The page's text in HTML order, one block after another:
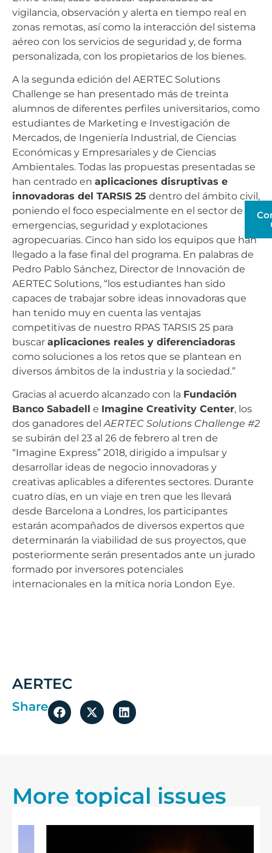
vigilancia, observación y alerta en tiempo real en
zonas remotas, así como la interacción del sistema
aéreo con los servicios de seguridad y, de forma
personalizada, con los propietarios de los bienes.
A la segunda edición del AERTEC Solutions
Challenge se han presentado más de treinta
alumnos de diferentes perfiles universitarios, como
estudiantes de Marketing e Investigación de
Mercados, de Ingeniería Industrial, de Ciencias
Económicas y Empresariales y de Ciencias
Ambientales. Todas las propuestas presentadas se
han centrado en aplicaciones disruptivas e
innovadoras del TARSIS 25 dentro del ámbito civil,
poniendo el foco especialmente en el sector de las
emergencias, seguridad y explotaciones
agropecuarias. Cinco han sido los equipos que han
llegado a la fase final del programa. En palabras de
Pedro Pablo Sánchez, Director de Innovación de
AERTEC Solutions, “los estudiantes han sido
capaces de trabajar sobre ideas innovadoras que
han tenido muy en cuenta las ventajas
competitivas de nuestro RPAS TARSIS 25 para
buscar aplicaciones reales y diferenciadoras
como soluciones a los retos que se plantean en
diversos ámbitos de la industria y la sociedad.”
Gracias al acuerdo alcanzado con la Fundación
Banco Sabadell
e Imagine Creativity Center, los
dos ganadores delAERTEC Solutions Challenge #2
se subirán del 23 al 26 de febrero al tren de
“Imagine Express” 2018, dirigido a impulsar y
desarrollar ideas de negocio innovadoras y
creativas aplicables a diferentes sectores. Durante
cuatro días, en un viaje en tren que les llevará
desde Barcelona a Londres, los participantes
estarán acompañados de diversos expertos que
determinarán la viabilidad de sus proyectos, que
posteriormente serán presentados ante un jurado
formado por inversores potenciales
internacionales en la mítica noria London Eye.
AERTEC
Share
More topical issues